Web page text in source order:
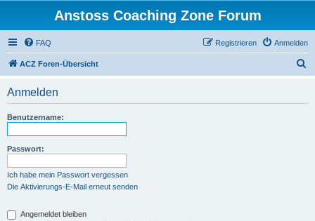
Anstoss Coaching Zone Forum
FAQ Anmelden
Registrieren
ACZ Foren-Übersicht
Anmelden
Benutzername:
Passwort:
Ich habe mein Passwort vergessen
Die Aktivierungs-E-Mail erneut senden
Angemeldet bleiben